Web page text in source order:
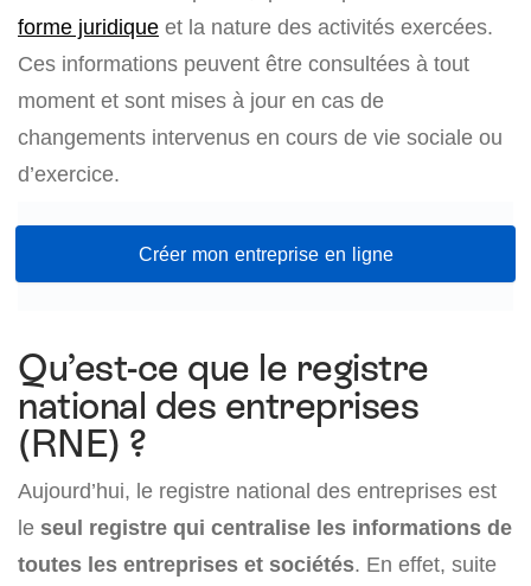
forme juridique et la nature des activités exercées.
Ces informations peuvent être consultées à tout
moment et sont mises à jour en cas de
changements intervenus en cours de vie sociale ou
d’exercice.
Créer mon entreprise en ligne
Qu’est-ce que le registre
national des entreprises
(RNE) ?
Aujourd’hui, le registre national des entreprises est
le seul registre qui centralise les informations de
toutes les entreprises et sociétés. En effet, suite